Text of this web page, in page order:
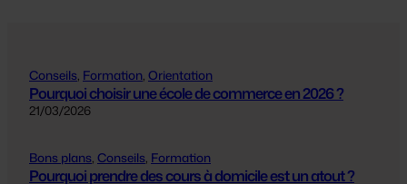
Conseils, Formation, Orientation
Pourquoi choisir une école de commerce en 2026 ?
21/03/2026
Bons plans, Conseils, Formation
Pourquoi prendre des cours à domicile est un atout ?